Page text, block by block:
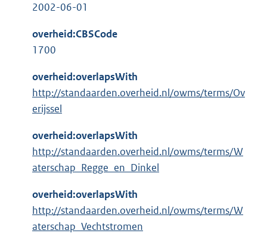
2002-06-01
overheid:CBSCode
1700
overheid:overlapsWith
http://standaarden.overheid.nl/owms/terms/Ov
erijssel
overheid:overlapsWith
http://standaarden.overheid.nl/owms/terms/W
aterschap_Regge_en_Dinkel
overheid:overlapsWith
http://standaarden.overheid.nl/owms/terms/W
aterschap_Vechtstromen